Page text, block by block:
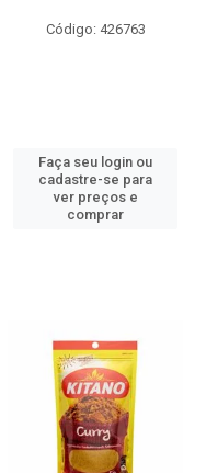
Código: 426763
Faça seu login ou
cadastre-se para
ver preços e
comprar